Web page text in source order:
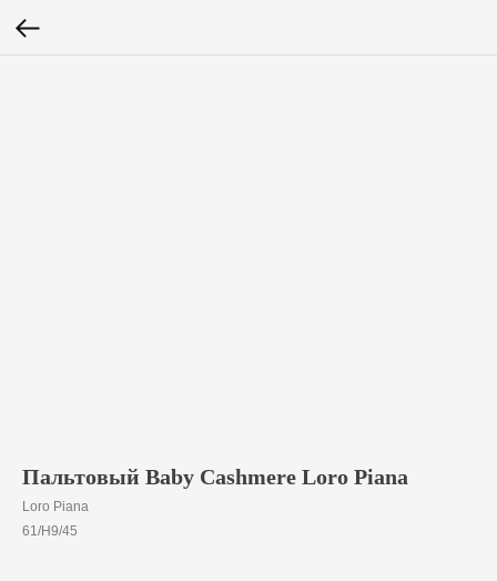
Пальтовый Baby Cashmere Loro Piana
Loro Piana
61/H9/45